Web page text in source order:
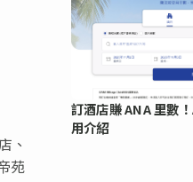
、
苑
訂酒店賺 ANA 里數
用介紹